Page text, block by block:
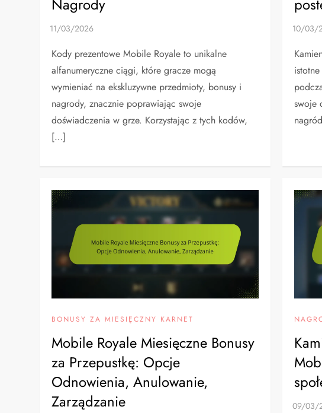
Nagrody
Kody prezentowe Mobile Royale to unikalne
alfanumeryczne ciągi, które gracze mogą
wymieniać na ekskluzywne przedmioty, bonusy i
nagrody, znacznie poprawiając swoje
doświadczenia w grze. Korzystając z tych kodów,
[…]
swoje
BONUSY ZA MIESIĘCZNY KARNET
Mobile Royale Miesięczne Bonusy
za Przepustkę: Opcje
Odnowienia, Anulowanie,
Zarządzanie